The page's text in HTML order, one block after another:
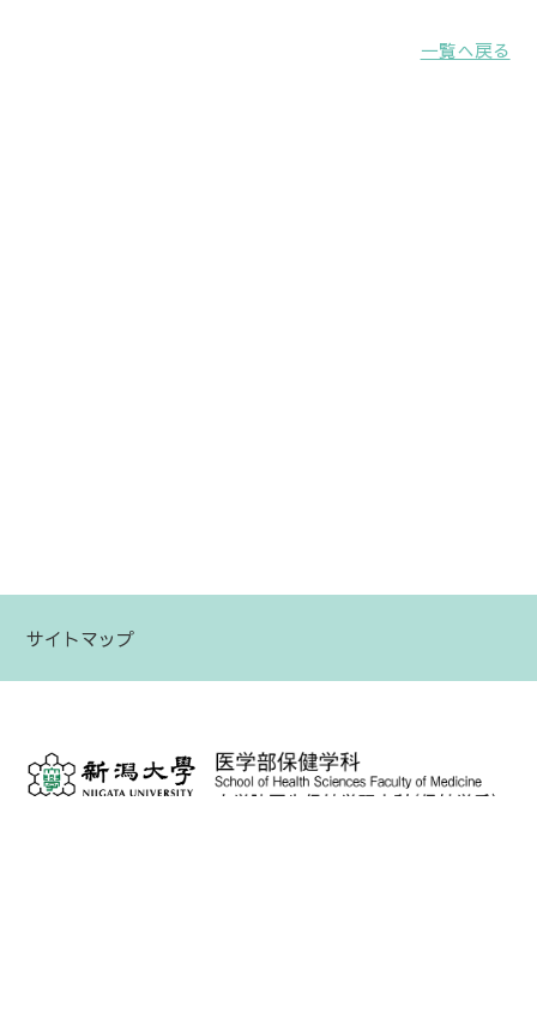
一覧へ戻る
サイトマップ